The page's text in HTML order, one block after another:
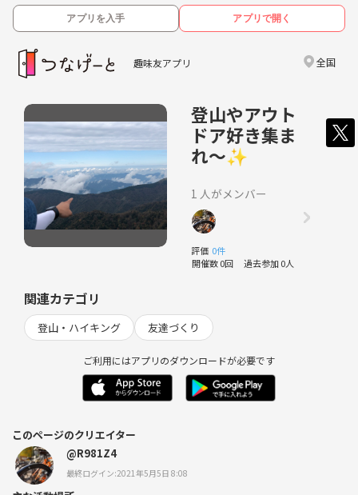
アプリを入手 アプリで開く
趣味友アプリ 全国
登山やアウト
ドア好き集ま
れ〜✨
1 人がメンバー
評価 0件
開催数 0回 過去参加 0人
関連カテゴリ
登山・ハイキング 友達づくり
ご利用にはアプリのダウンロードが必要です
このページのクリエイター
@R981Z4
最終ログイン:2021年5月5日 8:08